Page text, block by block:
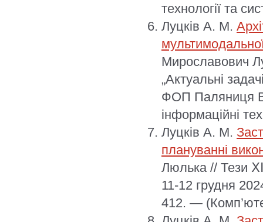
технології та
Луцків А. М.
Мирославович
„Актуальні
ФОП Паляниця
інформаційні
Луцків А. М.
плануванні
Люлька // Тези
11-12 грудня
412. —